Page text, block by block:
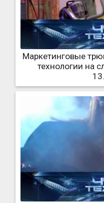
Маркетинговые
технологии на